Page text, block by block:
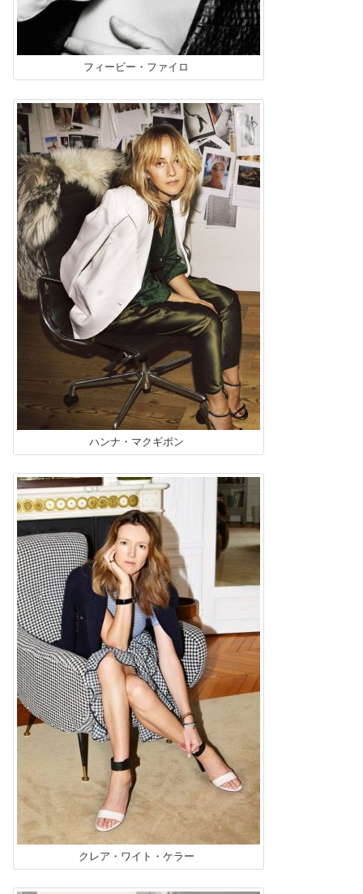
フィービー・ファイロ
ハンナ・マクギボン
クレア・ワイト・ケラー